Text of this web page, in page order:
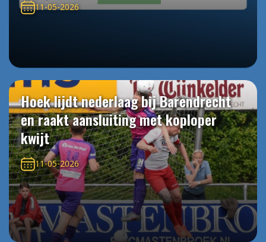
11-05-2026
Hoek lijdt nederlaag bij Barendrecht
en raakt aansluiting met koploper
kwijt
11-05-2026